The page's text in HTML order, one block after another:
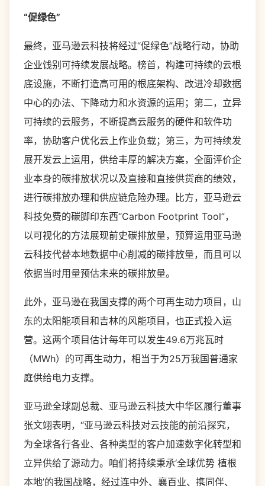
“促绿色”
最终，亚马逊云科技将经过“促绿色”战略行动，协助
企业饯别可持续发展战略。榜首，构建可持续的云根
底设施，不断打造高可用的根底架构、改进冷却数据
中心的办法、下降动力和水资源的运用；第二，立异
可持续的云服务，不断提高云服务的硬件和软件功
率，协助客户优化云上作业负载；第三，为可持续发
展开发云上运用，供给丰厚的解决方案，全面评价企
业本身的碳排放状况以及直接和直接供货商的绩效，
进行碳排放办理和供应链危险办理。比方，亚马逊云
科技免费的碳脚印东西“Carbon Footprint Tool”，
以可视化的方法展现前史碳排放量，预算运用亚马逊
云科技代替本地数据中心削减的碳排放量，而且可以
依据当时用量预估未来的碳排放量。
此外，亚马逊在我国支撑的两个可再生动力项目，山
东的太阳能项目和吉林的风能项目，也正式投入运
营。这两个项目估计每年可以发生49.6万兆瓦时
（MWh）的可再生动力，相当于为25万我国普通家
庭供给电力支撑。
亚马逊全球副总裁、亚马逊云科技大中华区履行董事
张文翊表明，“亚马逊云科技对云技能的前沿探究，
为全球各行各业、各种类型的客户加速数字化转型和
立异供给了源动力。咱们将持续秉承‘全球优势 植根
本地’的我国战略，经过连中外、襄百业、携同伴、